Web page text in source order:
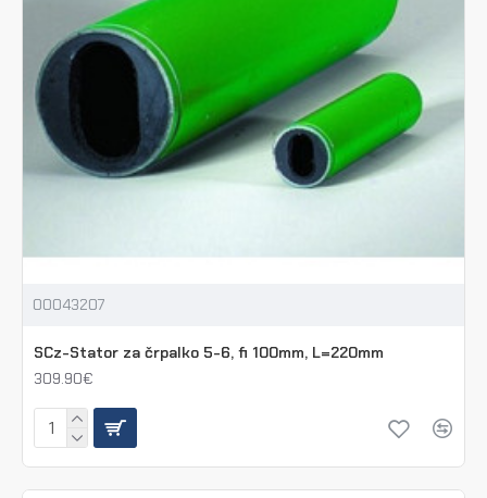
00043207
SCz-Stator za črpalko 5-6, fi 100mm, L=220mm
309.90€